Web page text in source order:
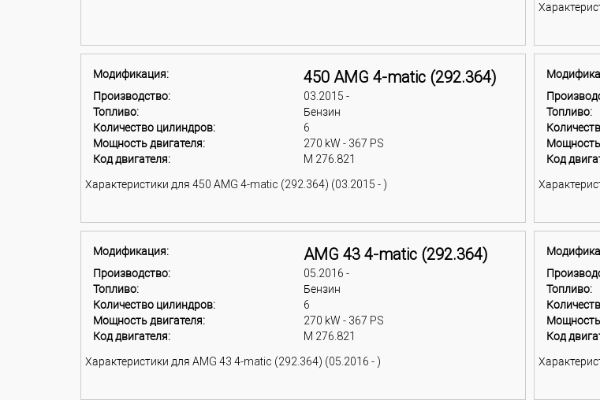
Модификация: 450 AMG 4-matic (292.364)
Производство:
03.2015 -
Топливо:
Бензин
Количество цилиндров:
6
Мощность двигателя:
270 kW - 367 PS
Код двигателя:
M 276.821
Характеристики для 450 AMG 4-matic (292.364) (03.2015 - )
Топливо:
Мощность
Код
Модификация: AMG 43 4-matic (292.364)
Производство:
05.2016 -
Топливо:
Бензин
Количество цилиндров:
6
Мощность двигателя:
270 kW - 367 PS
Код двигателя:
M 276.821
Характеристики для AMG 43 4-matic (292.364) (05.2016 - )
Топливо:
Мощность
Код